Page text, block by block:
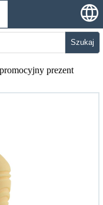
Szukaj
prezent